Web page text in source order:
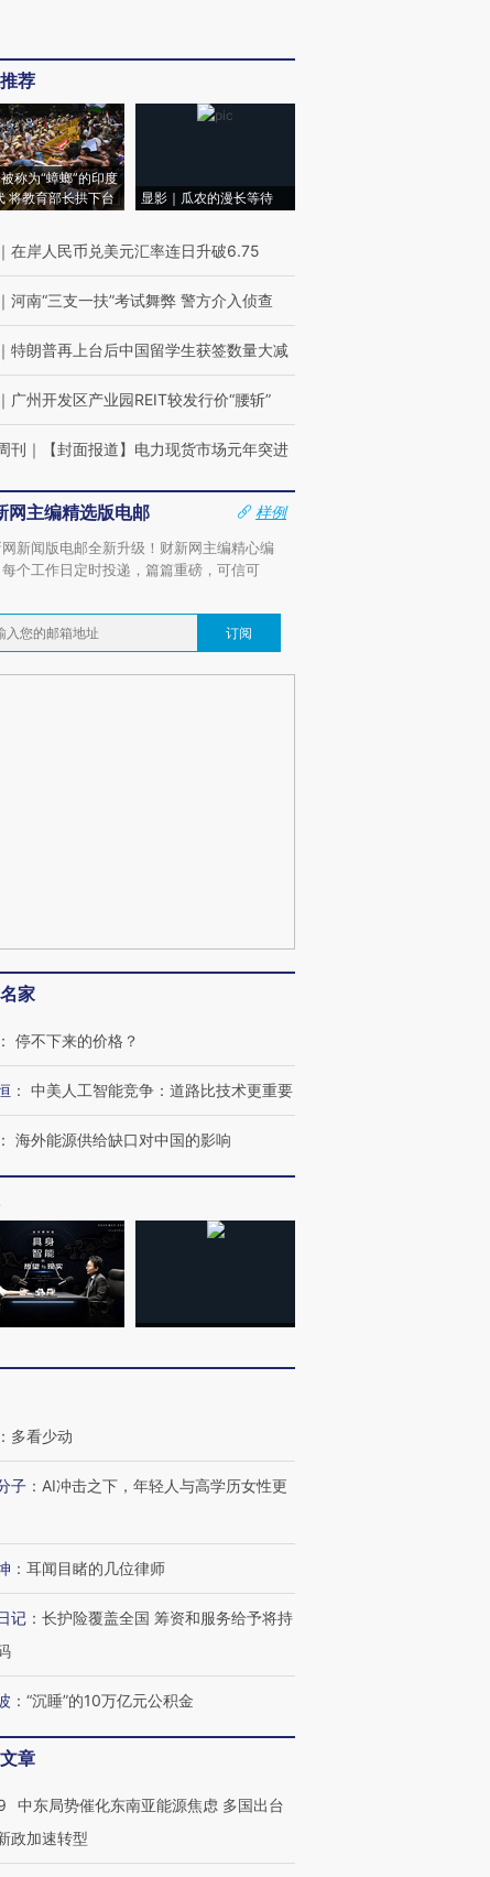
荐
称为“蟑螂”的印度
将教育部长拱下台
显影｜瓜农的漫长等待
｜ 在岸人民币兑美元汇率连日升破6.75
｜ 河南“三支一扶”考试舞弊 警方介入侦查
｜ 特朗普再上台后中国留学生获签数量大减
｜ 广州开发区产业园REIT较发行价“腰斩”
刊 ｜ 【封面报道】电力现货市场元年突进
网主编精选版电邮
样例
新闻版电邮全新升级！财新网主编精心编
个工作日定时投递，篇篇重磅，可信可
订阅
家
： 停不下来的价格？
： 中美人工智能竞争：道路比技术更重要
： 海外能源供给缺口对中国的影响
： 多看少动
子 ： AI冲击之下，年轻人与高学历女性更
： 耳闻目睹的几位律师
记 ： 长护险覆盖全国 筹资和服务给予将持
： “沉睡”的10万亿元公积金
章
中东局势催化东南亚能源焦虑 多国出台
政加速转型